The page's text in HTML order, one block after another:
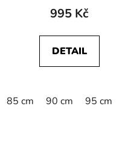
BUCKLE BELT Black
hodnocení
je
2,0
hvězdiček.
995 Kč
DETAIL
85 cm 90 cm 95 cm